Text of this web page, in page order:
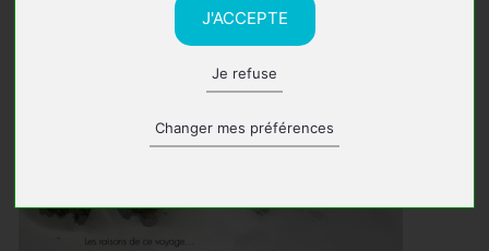
J'ACCEPTE
Je refuse
Changer mes préférences